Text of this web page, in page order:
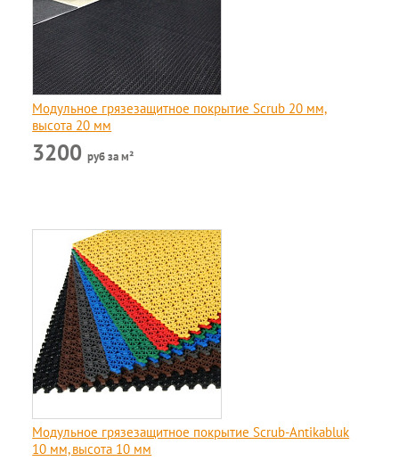
Модульное грязезащитное покрытие Scrub 20 мм,
высота 20 мм
3200руб за м²
Модульное грязезащитное покрытие Scrub-Antikabluk
10 мм, высота 10 мм